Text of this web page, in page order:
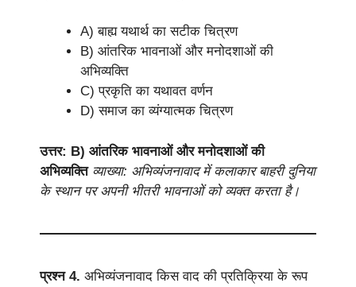
A) बाह्य यथार्थ का सटीक चित्रण
B) आंतरिक भावनाओं और मनोदशाओं की
अभिव्यक्ति
C) प्रकृति का यथावत वर्णन
D) समाज का व्यंग्यात्मक चित्रण
उत्तर: B) आंतरिक भावनाओं और मनोदशाओं की
अभिव्यक्ति व्याख्या: अभिव्यंजनावाद में कलाकार बाहरी दुनिया
के स्थान पर अपनी भीतरी भावनाओं को व्यक्त करता है।
प्रश्न 4. अभिव्यंजनावाद किस वाद की प्रतिक्रिया के रूप